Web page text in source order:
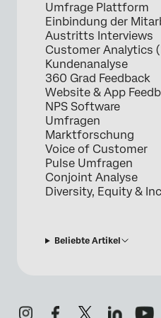
Umfrage Plattform
Einbindung der
Austritts Interviews
Customer Analytics
Kundenanalyse
360 Grad Feedback
Website & App
NPS Software
Umfragen
Marktforschung
Voice of Customer
Pulse Umfragen
Conjoint Analyse
Diversity, Equity &
Beliebte Artikel